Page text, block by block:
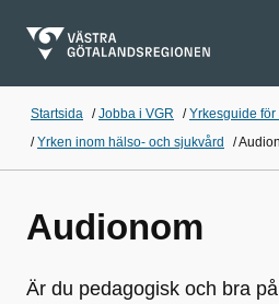
Startsida /Jobba i VGR /Yrkesguide för
/Yrken inom hälso- och sjukvård /
Audionom
Är du pedagogisk och bra